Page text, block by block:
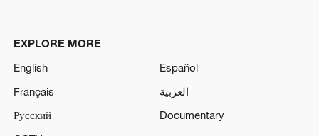
EXPLORE MORE
English
Español
Français
العربية
Русский
Documentary